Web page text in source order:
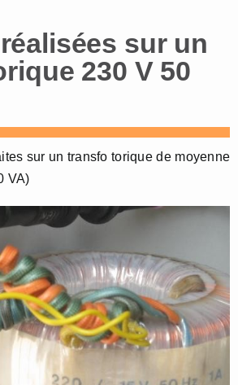
sur un
230 V 50
sur un transfo torique de moyenne
VA)